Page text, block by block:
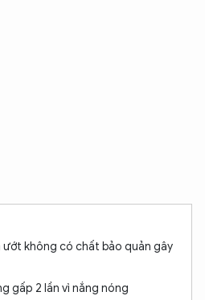
ướt không có chất bảo quản gây
gấp 2 lần vì nắng nóng